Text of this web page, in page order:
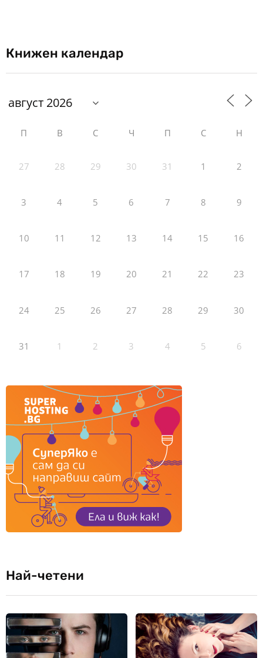
Книжен календар
П В С Ч П С Н
27 28 29 30 31 1 2
3 4 5 6 7 8 9
10 11 12 13 14 15 16
17 18 19 20 21 22 23
24 25 26 27 28 29 30
31 1 2 3 4 5 6
Най-четени